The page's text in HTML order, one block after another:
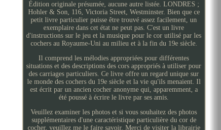
Édition originale présumée, aucune autre listée. LONDRES ;
Hohler & Son, 116, Victoria Street, Westminster. Bien que ce
petit livre particulier puisse être trouvé assez facilement, un
exemplaire dans cet état ne peut pas. C'est un livre
d'instructions sur le jeu et la musique pour le cor utilisé par les
cochers au Royaume-Uni au milieu et à la fin du 19e siècle.
Il comprend les mélodies appropriées pour différentes
situations et des descriptions des cors appropriés à utiliser pour
des carriages particuliers. Ce livre offre un regard unique sur
le monde des cochers du 19e siècle et la vie qu'ils menaient. Il
est écrit par un ancien cocher anonyme qui, apparemment, a
été poussé à écrire le livre par ses amis.
Veuillez examiner les photos et si vous souhaitez des photos
supplémentaires d'une caractéristique particulière du cor de
cocher, veuillez me le faire savoir. Merci de visiter la librairie